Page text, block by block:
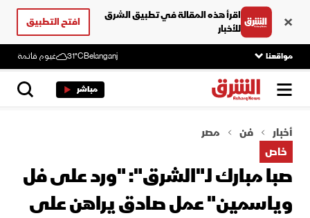
اقرأ هذه المقالة في تطبيق الشرق
للأخبار
افتح التطبيق
مواقعنا Belanganj
31°C غيوم قاتمة
مباشر
أخبار فن
مصر
خاص
صبا مبارك لـ"الشرق": "ورد على فل
وياسمين" عمل صادق يراهن على